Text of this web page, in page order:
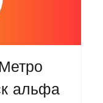
альфа